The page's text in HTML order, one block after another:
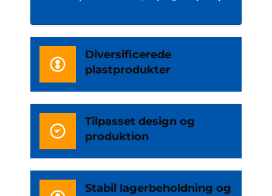
Diversificerede
plastprodukter
Tilpasset design og
produktion
Stabil lagerbeholdning og